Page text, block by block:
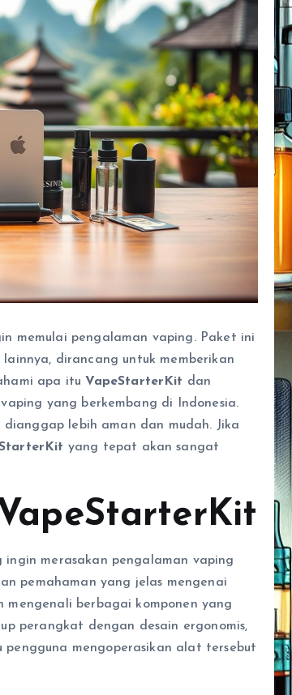
memulai pengalaman vaping. Paket ini
dirancang untuk memberikan
apa itu VapeStarterKit dan
yang berkembang di Indonesia.
lebih aman dan mudah. Jika
yang tepat akan sangat
ingin merasakan pengalaman vaping
pemahaman yang jelas mengenai
mengenali berbagai komponen yang
perangkat dengan desain ergonomis,
pengguna mengoperasikan alat tersebut